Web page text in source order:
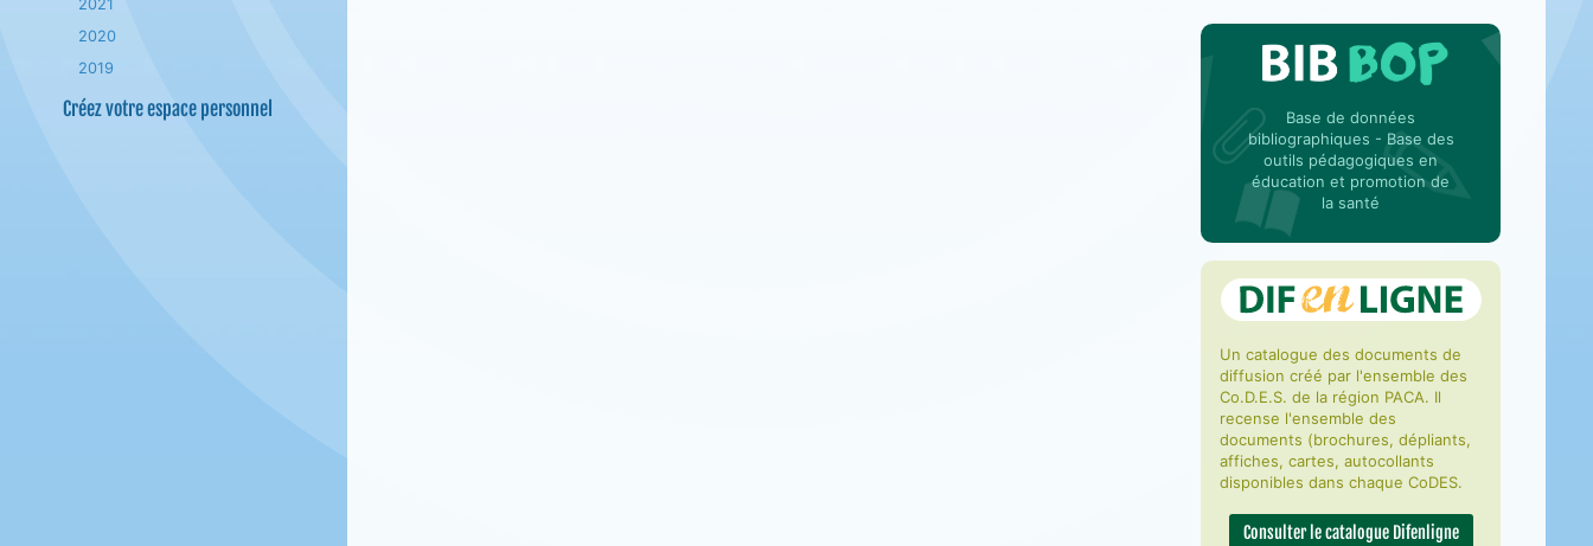
2021
2020
2019
Créez votre espace personnel
Base de données
bibliographiques - Base des
outils pédagogiques en
éducation et promotion de
la santé
Un catalogue des documents de
diffusion créé par l'ensemble des
Co.D.E.S. de la région PACA. Il
recense l'ensemble des
documents (brochures, dépliants,
affiches, cartes, autocollants
disponibles dans chaque CoDES.
Consulter le catalogue Difenligne